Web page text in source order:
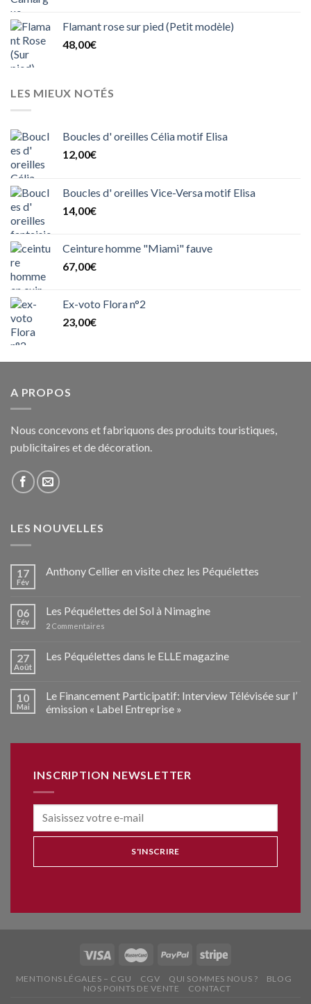
Flamant rose sur pied (Petit modèle)
48,00€
LES MIEUX NOTÉS
Boucles d' oreilles Célia motif Elisa
12,00€
Boucles d' oreilles Vice-Versa motif Elisa
14,00€
Ceinture homme "Miami" fauve
67,00€
Ex-voto Flora n°2
23,00€
A PROPOS
Nous concevons et fabriquons des produits touristiques,
publicitaires et de décoration.
LES NOUVELLES
17
Fév
Anthony Cellier en visite chez les Péquélettes
06
Fév
Les Péquélettes del Sol à Nimagine
2 Commentaires
27
Août
Les Péquélettes dans le ELLE magazine
10
Mai
Le Financement Participatif: Interview Télévisée sur l’
émission « Label Entreprise »
INSCRIPTION NEWSLETTER
MENTIONS LÉGALES – CGU CGV QUI SOMMES NOUS ?
BLOG
NOS POINTS DE VENTE
CONTACT